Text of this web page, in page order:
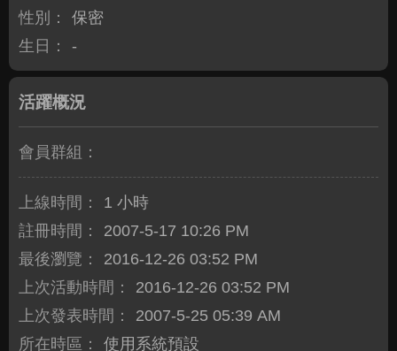
性別：
保密
生日：
-
活躍概況
會員群組：
上線時間：
1 小時
註冊時間：
2007-5-17 10:26 PM
最後瀏覽：
2016-12-26 03:52 PM
上次活動時間：
2016-12-26 03:52 PM
上次發表時間：
2007-5-25 05:39 AM
所在時區：
使用系統預設